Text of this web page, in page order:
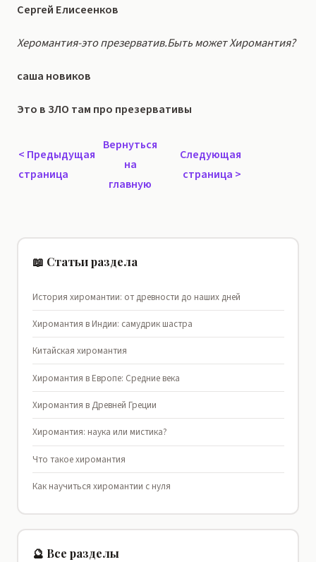
Сергей Елисеенков
Херомантия-это презерватив.Быть может Хиромантия?
саша новиков
Это в ЗЛО там про презервативы
< Предыдущая
страница
Вернуться
на
главную
Следующая
страница >
📖 Статьи раздела
История хиромантии: от древности до наших дней
Хиромантия в Индии: самудрик шастра
Китайская хиромантия
Хиромантия в Европе: Средние века
Хиромантия в Древней Греции
Хиромантия: наука или мистика?
Что такое хиромантия
Как научиться хиромантии с нуля
🔮 Все разделы